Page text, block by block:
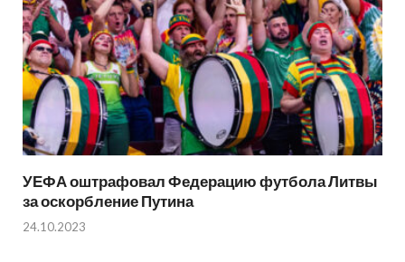
УЕФА оштрафовал Федерацию футбола Литвы
за оскорбление Путина
24.10.2023